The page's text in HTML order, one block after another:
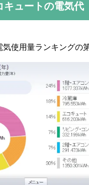
キュートの電気代
使用量ランキングの